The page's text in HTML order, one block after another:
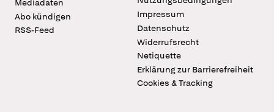
Mediadaten
Abo kündigen
RSS-Feed
Impressum
Datenschutz
Widerrufsrecht
Netiquette
Erklärung zur Barrierefreiheit
Cookies & Tracking